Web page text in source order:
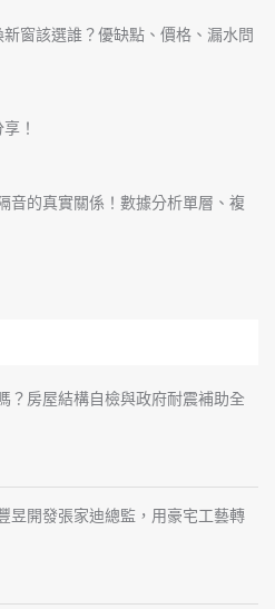
窗該選誰？優缺點、價格、漏水問
！
音的真實關係！數據分析單層、複
？房屋結構自檢與政府耐震補助全
昱開發張家迪總監，用豪宅工藝轉